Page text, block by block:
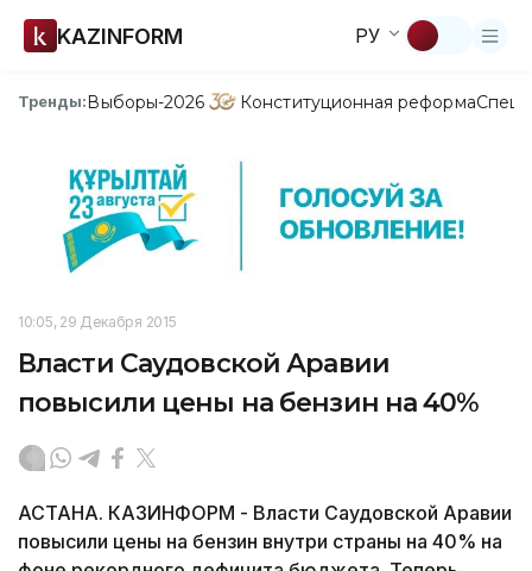
KAZINFORM РУ
Тренды:Выборы-2026 Конституционная реформа
10:05, 29 Декабря 2015
Власти Саудовской Аравии
повысили цены на бензин на 40%
АСТАНА. КАЗИНФОРМ - Власти Саудовской Аравии
повысили цены на бензин внутри страны на 40% на